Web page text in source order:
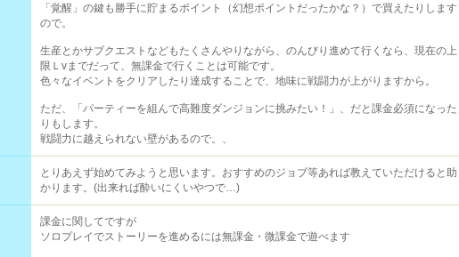
「覚醒」の鍵も勝手に貯まるポイント（幻想ポイントだったかな？）で買えたりします
ので。
生産とかサブクエストなどもたくさんやりながら、のんびり進めて行くなら、現在の上
限Ｌvまでだって、無課金で行くことは可能です。
色々なイベントをクリアしたり達成することで、地味に戦闘力が上がりますから。
ただ、「パーティーを組んで高難度ダンジョンに挑みたい！」、だと課金必須になった
りもします。
戦闘力に越えられない壁があるので。、
とりあえず始めてみようと思います。おすすめのジョブ等あれば教えていただけると助
かります。(出来れば酔いにくいやつで…)
課金に関してですが
ソロプレイでストーリーを進めるには無課金・微課金で遊べます